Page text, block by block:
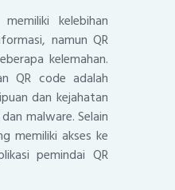
kelebihan
namun QR
kelemahan.
QR code adalah
dan kejahatan
malware. Selain
memiliki akses ke
pemindai QR